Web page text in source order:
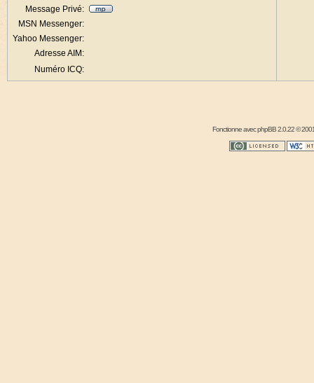
Message Privé:
MSN Messenger:
Yahoo Messenger:
Adresse AIM:
Numéro ICQ:
Fonctionne avecphpBB2.0.22 ©